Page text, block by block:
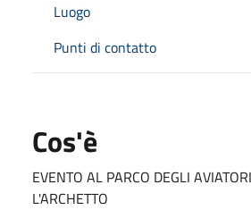
Luogo
Punti di contatto
Cos'è
EVENTO AL PARCO DEGLI
L'ARCHETTO